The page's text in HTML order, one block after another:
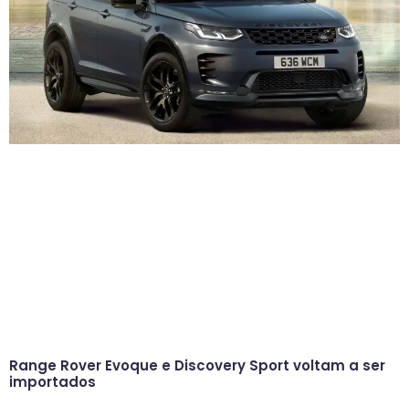
Range Rover Evoque e Discovery Sport voltam a ser
importados